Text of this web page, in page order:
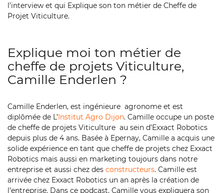
l’interview et qui Explique son ton métier de Cheffe de
Projet Viticulture.
Explique moi ton métier de
cheffe de projets Viticulture,
Camille Enderlen ?
Camille Enderlen, est ingénieure agronome et est
diplômée de L’Institut Agro Dijon. Camille occupe un poste
de cheffe de projets Viticulture au sein d’Exxact Robotics
depuis plus de 4 ans. Basée à Epernay, Camille a acquis une
solide expérience en tant que cheffe de projets chez Exxact
Robotics mais aussi en marketing toujours dans notre
entreprise et aussi chez des constructeurs. Camille est
arrivée chez Exxact Robotics un an après la création de
l’entreprise. Dans ce podcast, Camille vous expliquera son